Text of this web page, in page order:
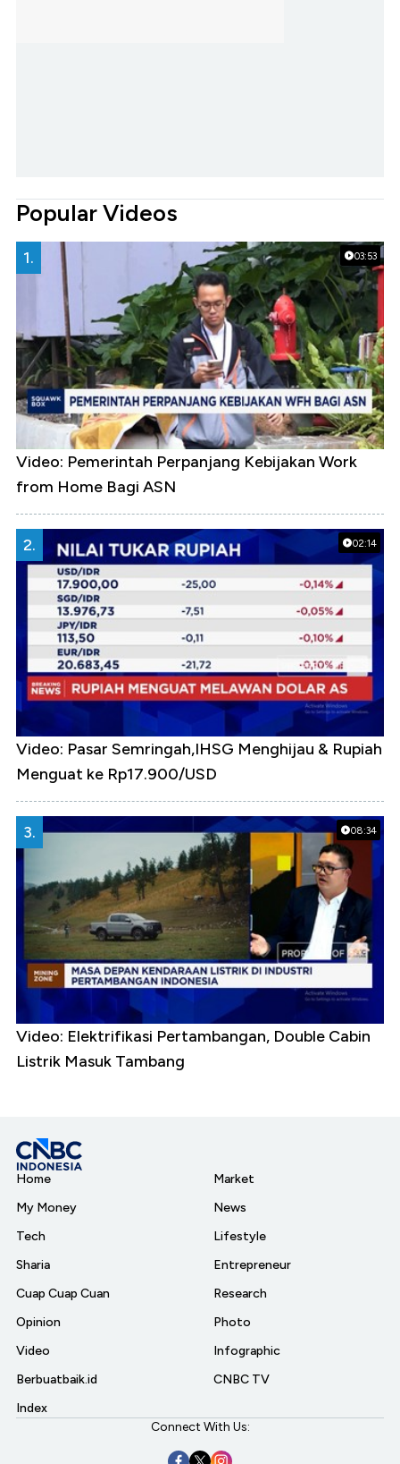
Popular Videos
03:53
1.
Video: Pemerintah Perpanjang Kebijakan Work
from Home Bagi ASN
02:14
2.
Video: Pasar Semringah,IHSG Menghijau & Rupiah
Menguat ke Rp17.900/USD
08:34
3.
Video: Elektrifikasi Pertambangan, Double Cabin
Listrik Masuk Tambang
Home
My Money
Tech
Sharia
Cuap Cuap Cuan
Opinion
Video
Berbuatbaik.id
Index
Market
News
Lifestyle
Entrepreneur
Research
Photo
Infographic
CNBC TV
Connect With Us: